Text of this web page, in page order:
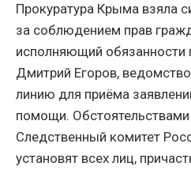
Прокуратура Крыма взяла
за соблюдением прав
исполняющий обязанности
Дмитрий Егоров,
линию для приёма
помощи. Обстоятельствами
Следственный комитет
установят всех лиц,